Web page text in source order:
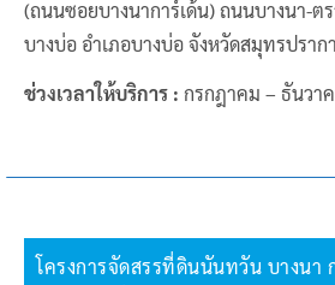
(ถนนซอยบางนาการ์เด้น) ถนนบางนา-ต
บางบ่อ อำเภอบางบ่อ จังหวัดสมุทรปราก
ช่วงเวลาให้บริการ : กรกฎาคม – ธันวา
โครงการจัดสรรที่ดินนันทวัน บางนา